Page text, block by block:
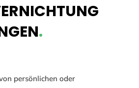
.
persönlichen oder